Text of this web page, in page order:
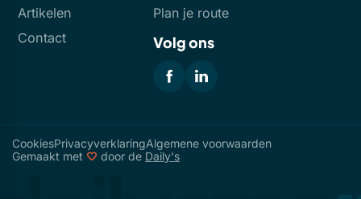
Artikelen
Contact
Plan je route
Volg ons
CookiesPrivacyverklaringAlgemene voorwaarden
Gemaakt met
door de Daily's